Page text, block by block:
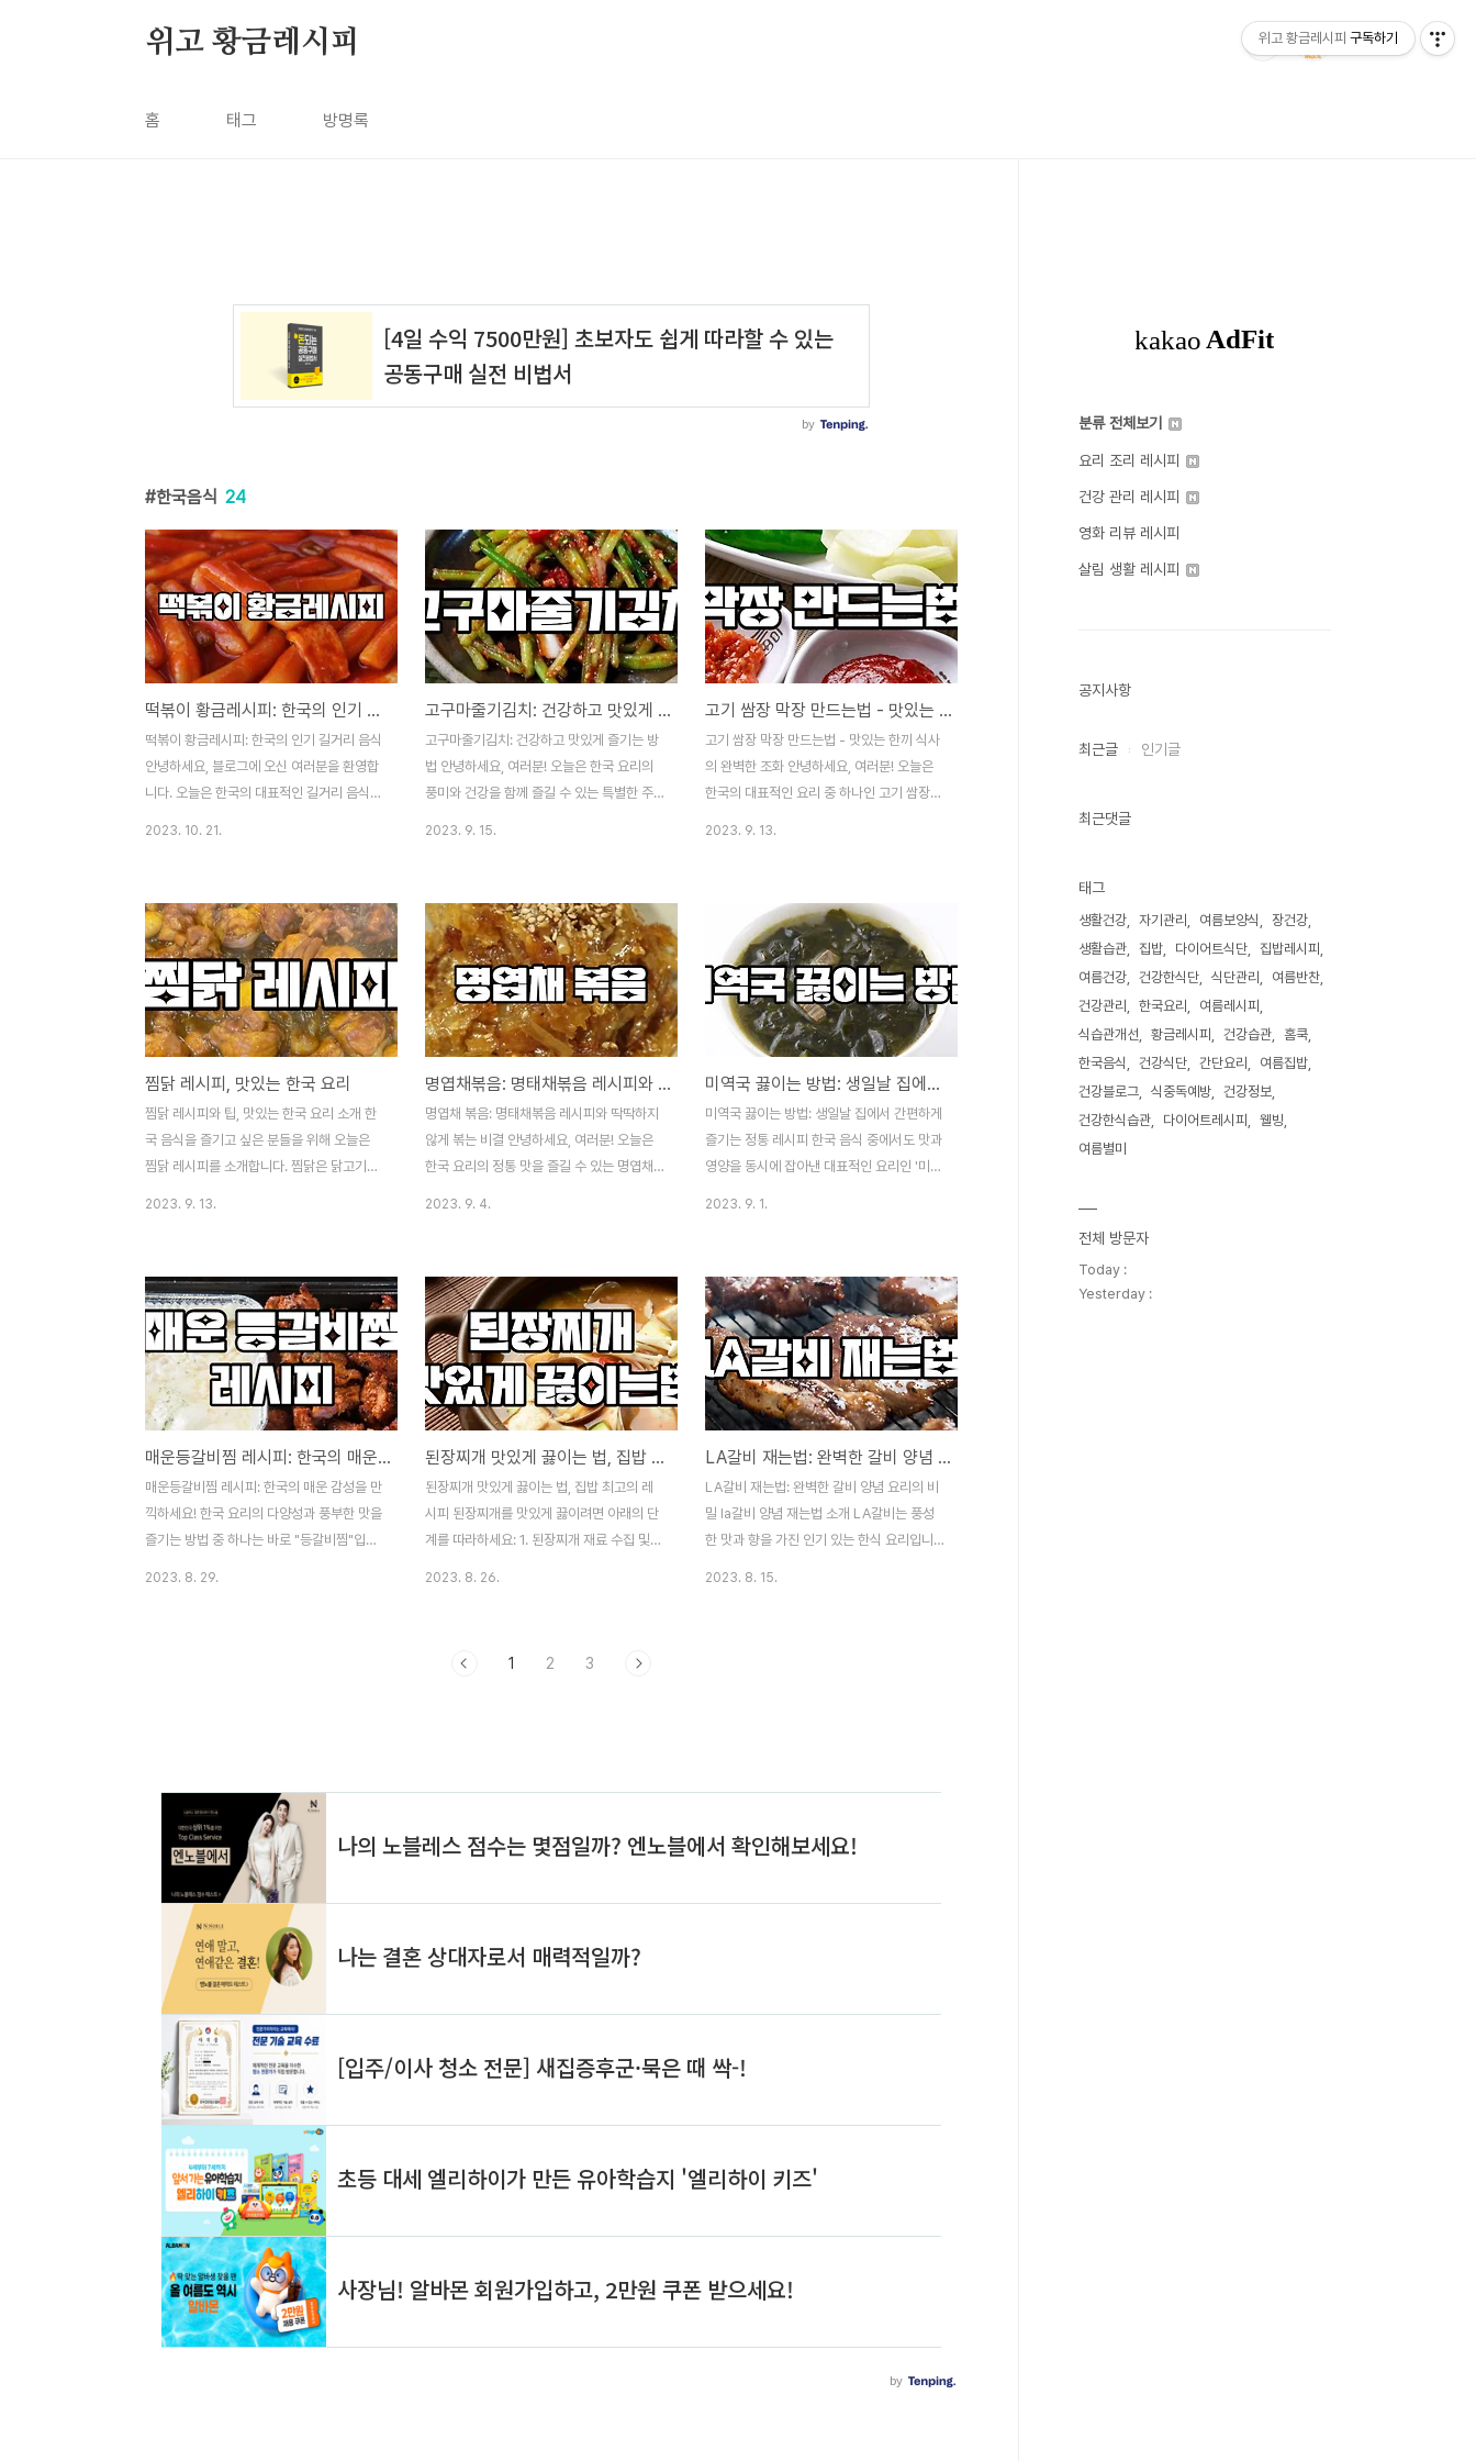
위고 황금레시피
홈 태그 방명록
한국음식 24
떡볶이 황금레시피: 한국의 인기 길거리 음식
떡볶이 황금레시피: 한국의 인기 길거리 음식
안녕하세요, 블로그에 오신 여러분을 환영합
니다. 오늘은 한국의 대표적인 길거리 음식
에서 손쉽게 만들어 즐길 수 있습니다. 이제
떡볶이를 만들기 위한 기본 재료와 만들기 단
계, 그리고 몇 가지 변종 및 맛있게 즐기는 방
법을 자세히 알아보겠습니다. "이 포스팅은
쿠팡 파트너스 활동의 일환으로, 이에 따른
일정액의 수수료를 제공받습니다." 떡볶이 황
금레시피의 기본 재료 떡 (떡국물 떡): 떡볶이
의 핵심 재료인 떡은 쫄깃한 식감을 가지고
있어야 합니다. 떡은 물에 불려서 사용하거나
국물 떡을 활용..
2023. 10. 21.
고구마줄기김치: 건강하고 맛있게 즐기는 방법
고구마줄기김치: 건강하고 맛있게 즐기는 방
법 안녕하세요, 여러분! 오늘은 한국 요리의
풍미와 건강을 함께 즐길 수 있는 특별한 주
으로 인해 주목받고 있는 요리입니다. 이 블
로그에서는 고구마줄기김치의 매력과 만드는
방법, 그리고 그 특별한 맛을 즐기는 방법에
대해 자세히 알아보겠습니다. "이 포스팅은
쿠팡 파트너스 활동의 일환으로, 이에 따른
일정액의 수수료를 제공받습니다." 고구마줄
기김치란? 먼저, 고구마줄기김치가 무엇인지
알아볼까요? 고구마줄기김치는 고구마 식물
의 줄기를 이용하여 만든 한국의 전통 김치입
니다. 고구마 식물의 줄기는 그 ..
2023. 9. 15.
고기 쌈장 막장 만드는법 - 맛있는 한끼 식사의 완벽한 조화
고기 쌈장 막장 만드는법 - 맛있는 한끼 식사
의 완벽한 조화 안녕하세요, 여러분! 오늘은
한국의 대표적인 요리 중 하나인 고기 쌈장
블로그 포스트에서는 고기 쌈장 막장을 만드
는 간단하면서도 맛있는 방법을 소개해 드리
겠습니다. 재료 준비: 고기: 소고기, 돼지고기,
닭고기 중 원하는 고기를 선택하세요. 각각의
고기마다 고유한 풍미가 있으니 선호하는 고
기를 사용하세요. 쌈 재료: 상추 깻잎 상황버
섯 미나리 파 쌈장 재료: 간장 3큰술 고춧가
루 1큰술 설탕 1큰술 다진 마늘 1큰술 다진 생
강 1작은술 참기름 1큰술 참깨 약간 막장 재
료..
2023. 9. 13.
찜닭 레시피, 맛있는 한국 요리
찜닭 레시피와 팁, 맛있는 한국 요리 소개 한
국 음식을 즐기고 싶은 분들을 위해 오늘은
찜닭 레시피를 소개합니다. 찜닭은 닭고기와
습니다. 재료 찜닭을 만들기 위해 필요한 재
료를 먼저 살펴보겠습니다. 주 재료 닭 다리
살 4조각 감자 2개 (중간 크기) 당근 1개 (중
간 크기) 양념 재료 간장 3큰 술 설탕 2큰 술
마늘 5쪽 (다진 마늘) 생강 1조각 (다진 생강)
고춧가루 1큰 술 청양고추 2개 (마늘을 다진
후 함께 사용) 레시피 닭 채비하기 닭 다리살
을 물에 씻어 깨끗하게 씻습니다. 냄비에 물
을 끓여 닭 다리살을 넣고 10분간 ..
2023. 9. 13.
명엽채볶음: 명태채볶음 레시피와 딱딱하지 않게 볶는 비결
명엽채 볶음: 명태채볶음 레시피와 딱딱하지
않게 볶는 비결 안녕하세요, 여러분! 오늘은
한국 요리의 정통 맛을 즐길 수 있는 명엽채
을 때 딱딱하게 익히는 경우가 종종 있습니
다. 오늘은 명엽채를 딱딱하지 않게 볶는 비
결과 함께 레시피를 소개하겠습니다. "이 포
스팅은 쿠팡 파트너스 활동의 일환으로, 이에
따른 일정액의 수수료를 제공받습니다." 명엽
채 볶음 레시피 명엽채 볶음 재료: 명엽채 (명
태채): 200g 양파: 1개 (중간 크기) 당근: 1개
(중간 크기) 대파: 1대 다진 마늘: 1큰술 고추
장: 2큰술 고춧가루: 1큰술 간장: 1..
2023. 9. 4.
미역국 끓이는 방법: 생일날 집에서 간편하게 즐기는 정통 레시피
미역국 끓이는 방법: 생일날 집에서 간편하게
즐기는 정통 레시피 한국 음식 중에서도 맛과
영양을 동시에 잡아낸 대표적인 요리인 '미역
안내하겠습니다. 더 나아가, 미역국의 특별한
맛을 살리는 팁과 다양한 변형 레시피도 함께
소개하겠습니다. "이 포스팅은 쿠팡 파트너스
활동의 일환으로, 이에 따른 일정액의 수수료
를 제공받습니다." 미역국 끓이는 방법: 재료
준비 건미역: 30g 다시마: 5g 물: 6컵 소금:
약간 참기름: 1큰술 다진 마늘: 1작은술 소고
기 또는 조개: 100g (선택적) 미역국 끓이는
방법: 미역 준비 건미역을 찬물에..
2023. 9. 1.
매운등갈비찜 레시피: 한국의 매운 감성을 만끽하세요!
매운등갈비찜 레시피: 한국의 매운 감성을 만
끽하세요! 한국 요리의 다양성과 풍부한 맛을
즐기는 방법 중 하나는 바로 "등갈비찜"입니
이 요리를 만들 때 필요한 재료와 단계를 자
세히 안내할 것입니다. 또한, 왜 이 요리가 한
국 음식 중에서 특별한 매력을 가지고 있는지
에 대해서도 다룰 것입니다. "이 포스팅은 쿠
팡 파트너스 활동의 ..
2023. 8. 29.
된장찌개 맛있게 끓이는 법, 집밥 최고의 레시피
된장찌개 맛있게 끓이는 법, 집밥 최고의 레
시피 된장찌개를 맛있게 끓이려면 아래의 단
계를 따라하세요: 1. 된장찌개 재료 수집 및
추 간장 참기름 "이 포스팅은 쿠팡 파트너스
비를 합니다. 3. 된장찌개에 넣을 대파와 고
주세요. 대파는 대강..
2023. 8. 26.
LA갈비 재는법: 완벽한 갈비 양념 요리의 비밀
LA갈비 재는법: 완벽한 갈비 양념 요리의 비
밀 la갈비 양념 재는법 소개 LA갈비는 풍성
한 맛과 향을 가진 인기 있는 한식 요리입니
의 맛을 느낄 수 있습니다. 신선한 고기를 선
요. 양념 재료 간장..
2023. 8. 15.
1 2 3
분류 전체보기
요리 조리 레시피
건강 관리 레시피
영화 리뷰 레시피
살림 생활 레시피
공지사항
최근글 인기글
최근댓글
태그
생활건강 자기관리 여름보양식
장건강
생활습관
집밥 다이어트식단
집밥레시피
여름건강
건강한식단 식단관리
여름반찬
건강관리
한국요리
여름레시피
식습관개선
황금레시피 건강습관
홈쿡
한국음식
건강식단 간단요리
여름집밥
건강블로그
식중독예방
건강정보
건강한식습관
다이어트레시피
웰빙
여름별미
전체 방문자
Today :
Yesterday :
위고 황금레시피 구독하기